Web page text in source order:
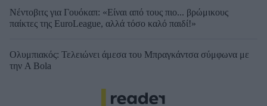
Νέντοβιτς για Γουόκαπ: «Είναι από τους πιο... βρώμικους
παίκτες της EuroLeague, αλλά τόσο καλό παιδί!»
Ολυμπιακός: Τελειώνει άμεσα του Μπραγκάντσα σύμφωνα με
την A Bola